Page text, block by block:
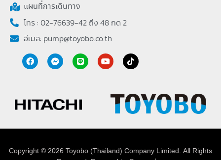
แผนที่การเดินทาง
โทร : 02-76639-42 ถึง 48 กด 2
อีเมล: pump@toyobo.co.th
Copyright © 2026 Toyobo (Thailand) Company Limited. All Rights